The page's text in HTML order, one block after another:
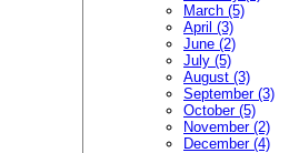
March (5)
April (3)
June (2)
July (5)
August (3)
September (3)
October (5)
November (2)
December (4)